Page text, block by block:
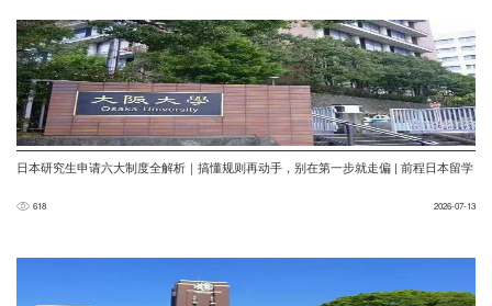
日本研究生申请六大制度全解析｜搞懂规则再动手，别在第一步就走偏 | 前程日本留学
618 2026-07-13